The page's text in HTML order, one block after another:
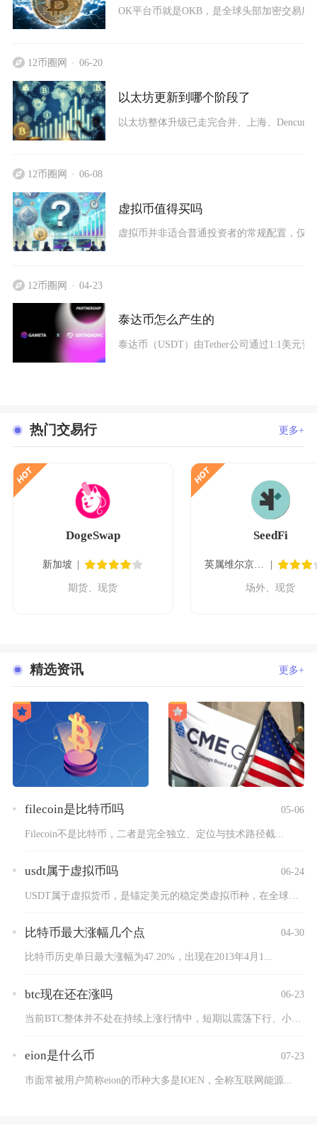
OK平台币就是OKB，是全球头部加密交易
12币圈网 06-20
以太坊更新到哪个阶段了
以太坊整体升级已走完合并、上海、Dencun
12币圈网 06-08
虚拟币值得买吗
虚拟币并非适合普通投资者的常规配置，仅
12币圈网 04-23
泰达币怎么产生的
泰达币（USDT）由Tether公司通过1:1美元
热门交易行 更多+
DogeSwap
新加坡
期货、现货
SeedFi
英属维尔京群岛
场外、现货
精选资讯 更多+
filecoin是比特币吗 05-06
Filecoin不是比特币，二者是完全独立、定位与技术路径截...
usdt属于虚拟币吗 06-24
USDT属于虚拟货币，是锚定美元的稳定类虚拟币种，在全球加密...
比特币最大涨幅几个点 04-30
比特币历史单日最大涨幅为47.20%，出现在2013年4月1...
btc现在还在涨吗 06-23
当前BTC整体并不处在持续上涨行情中，短期以震荡下行、小幅技...
eion是什么币 07-23
市面常被用户简称eion的币种大多是IOEN，全称互联网能源...